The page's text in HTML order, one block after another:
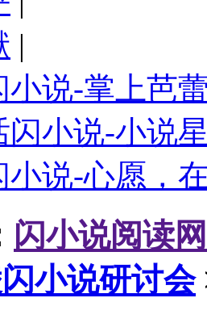
|
小说-掌上芭
闪小说-小说
小说-心愿，
闪小说阅读网
小说研讨会